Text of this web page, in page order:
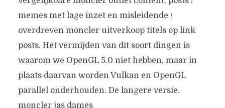
memes met lage inzet en misleidende /
overdreven moncler uitverkoop titels op link
posts. Het vermijden van dit soort dingen is
waarom we OpenGL 5.0 niet hebben, maar in
plaats daarvan worden Vulkan en OpenGL
parallel onderhouden. De langere versie.
moncler jas dames